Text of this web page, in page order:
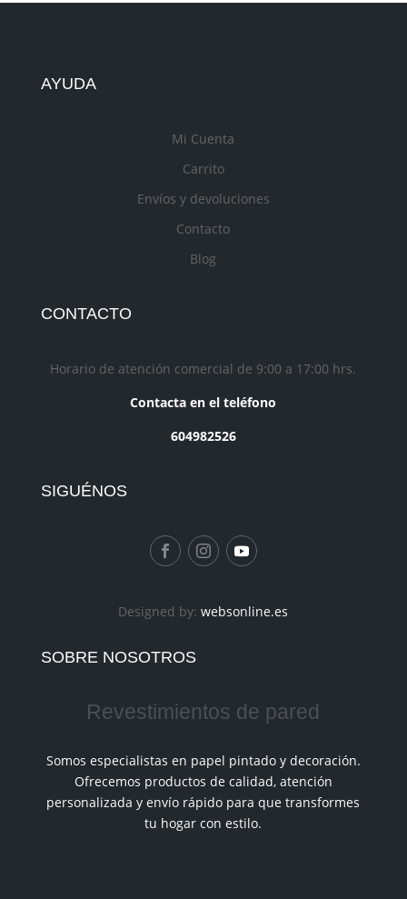
280,90€
AYUDA
Mi Cuenta
Carrito
Envíos y devoluciones
Contacto
Blog
CONTACTO
Horario de atención comercial de 9:00 a 17:00 hrs.
Contacta en el teléfono
604982526
SIGUÉNOS
Designed by:websonline.es
SOBRE NOSOTROS
Revestimientos de pared
Somos especialistas en papel pintado y decoración.
Ofrecemos productos de calidad, atención
personalizada y envío rápido para que transformes
tu hogar con estilo.